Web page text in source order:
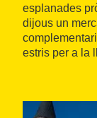
esplanades
dijous un
estris per a la